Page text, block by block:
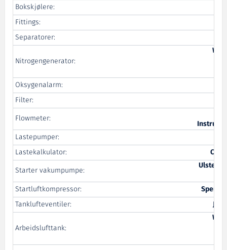
Bokskjølere:
Fittings:
Separatorer:
Nitrogengenerator:
Oksygenalarm:
Filter:
Flowmeter:
Lastepumper:
Lastekalkulator:
Starter vakumpumpe:
Ulstein
Startluftkompressor:
Sperre
Tanklufteventiler:
Arbeidslufttank: